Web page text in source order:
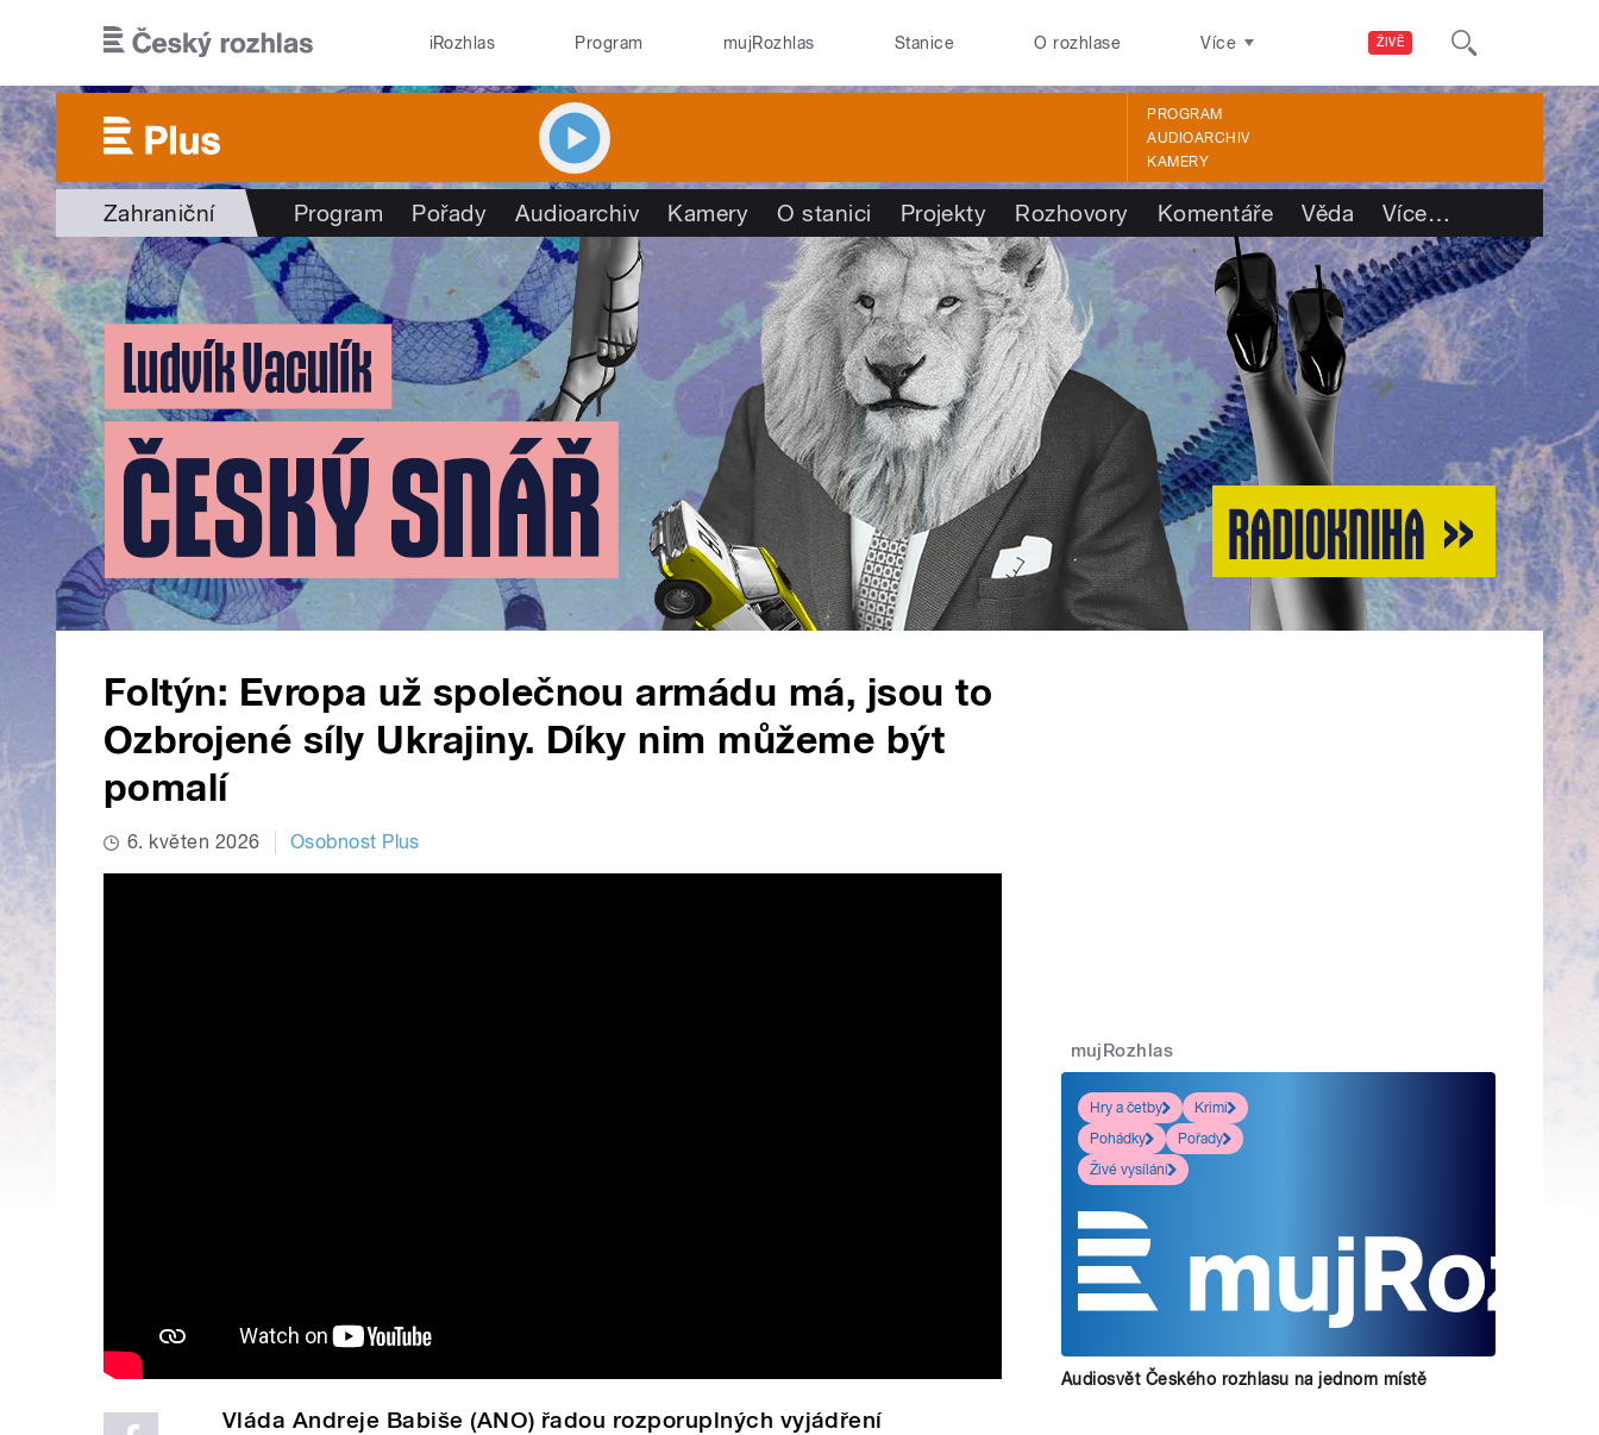
ŽIVĚ
iRozhlas Program mujRozhlas Stanice O rozhlase Více
PROGRAM
AUDIOARCHIV
KAMERY
Zahraniční Program Pořady Audioarchiv Kamery O stanici Projekty Rozhovory Komentáře Věda Více…
Foltýn: Evropa už společnou armádu má, jsou to
Ozbrojené síly Ukrajiny. Díky nim můžeme být
pomalí
6. květen 2026 Osobnost Plus
Vláda Andreje Babiše (ANO) řadou rozporuplných vyjádření
mujRozhlas
Hry a četby
Krimi
Pohádky
Pořady
Živé vysílání
Audiosvět Českého rozhlasu na jednom místě